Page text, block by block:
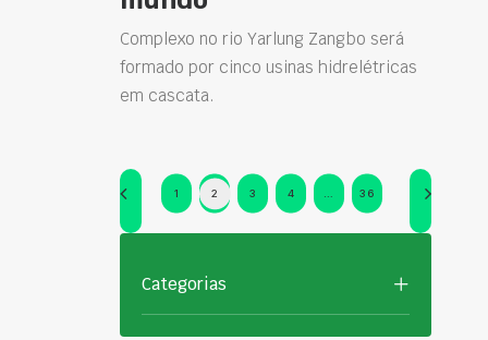
Complexo no rio Yarlung Zangbo será
formado por cinco usinas hidrelétricas
em cascata.
1 2 3 4 36
Categorias